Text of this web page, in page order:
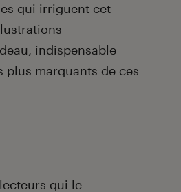
qui irriguent cet
indispensable
plus marquants de ces
qui le